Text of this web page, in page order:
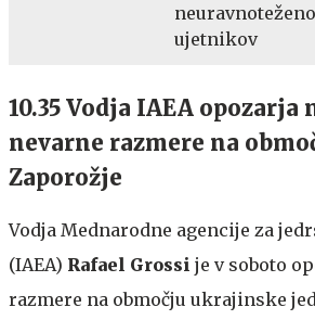
ujetnikov
10.35 Vodja IAEA opozarja
nevarne razmere na
Zaporožje
Vodja Mednarodne agencije za
(IAEA) Rafael Grossi je v soboto
razmere na območju ukrajinske